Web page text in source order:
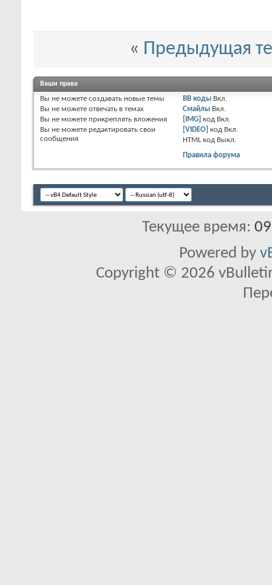
« Предыдущая
Ваши права
Вы не можете создавать новые темы
Вы не можете отвечать в темах
Вы не можете прикреплять вложения
Вы не можете редактировать свои
сообщения
BB коды Вкл.
Смайлы Вкл.
[IMG] код Вкл.
[VIDEO] код Вкл.
HTML код Выкл.
Правила форума
Текущее время:
Powered by
Copyright © 2026